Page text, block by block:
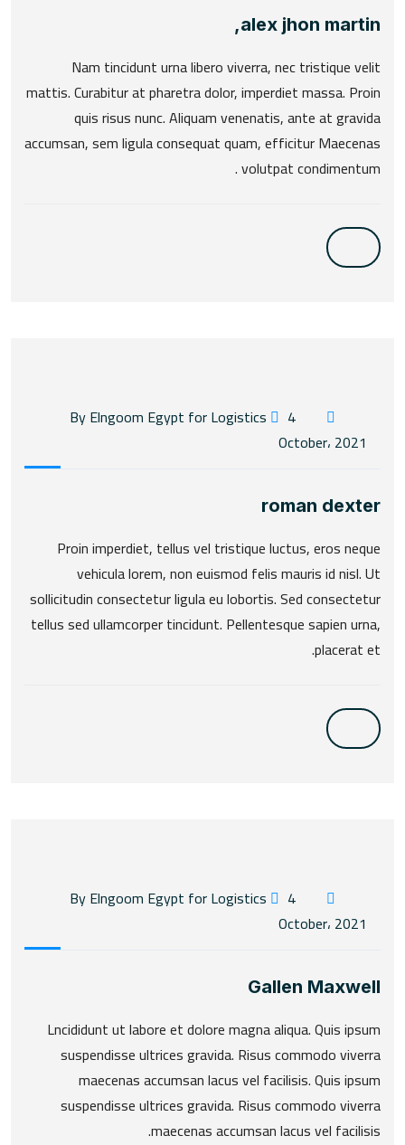
alex jhon martin,
Nam tincidunt urna libero viverra, nec tristique velit
mattis. Curabitur at pharetra dolor, imperdiet massa. Proin
quis risus nunc. Aliquam venenatis, ante at gravida
accumsan, sem ligula consequat quam, efficitur Maecenas
volutpat condimentum .
4
October، 2021
roman dexter
Proin imperdiet, tellus vel tristique luctus, eros neque
vehicula lorem, non euismod felis mauris id nisl. Ut
sollicitudin consectetur ligula eu lobortis. Sed consectetur
tellus sed ullamcorper tincidunt. Pellentesque sapien urna,
placerat et.
4
October، 2021
Gallen Maxwell
Lncididunt ut labore et dolore magna aliqua. Quis ipsum
suspendisse ultrices gravida. Risus commodo viverra
maecenas accumsan lacus vel facilisis. Quis ipsum
suspendisse ultrices gravida. Risus commodo viverra
maecenas accumsan lacus vel facilisis.